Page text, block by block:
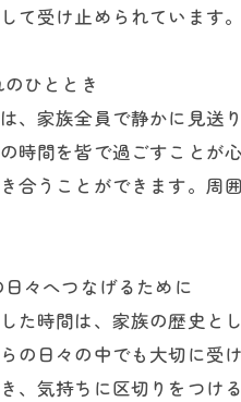
て受け止められています。
ひととき
、家族全員で静かに見送
時間を皆で過ごすこと
合うことができます。
々へつなげるために
た時間は、家族の歴史
の日々の中でも大切に
、気持ちに区切りをつ